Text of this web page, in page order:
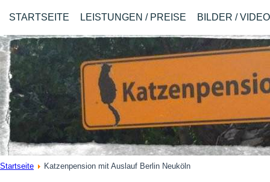
STARTSEITE LEISTUNGEN / PREISE BILDER /
Startseite Katzenpension mit Auslauf Berlin Neuköln